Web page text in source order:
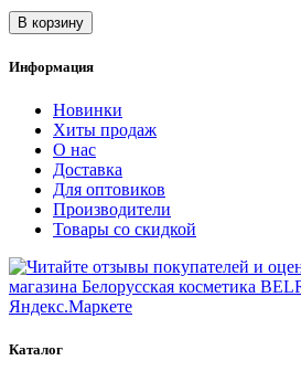
В корзину
Информация
Новинки
Хиты продаж
О нас
Доставка
Для оптовиков
Производители
Товары со скидкой
Каталог